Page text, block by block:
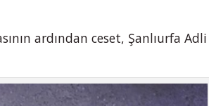
ardından ceset, Şanlıurfa Adli